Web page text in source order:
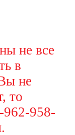
не все
в
не
то
962-958-